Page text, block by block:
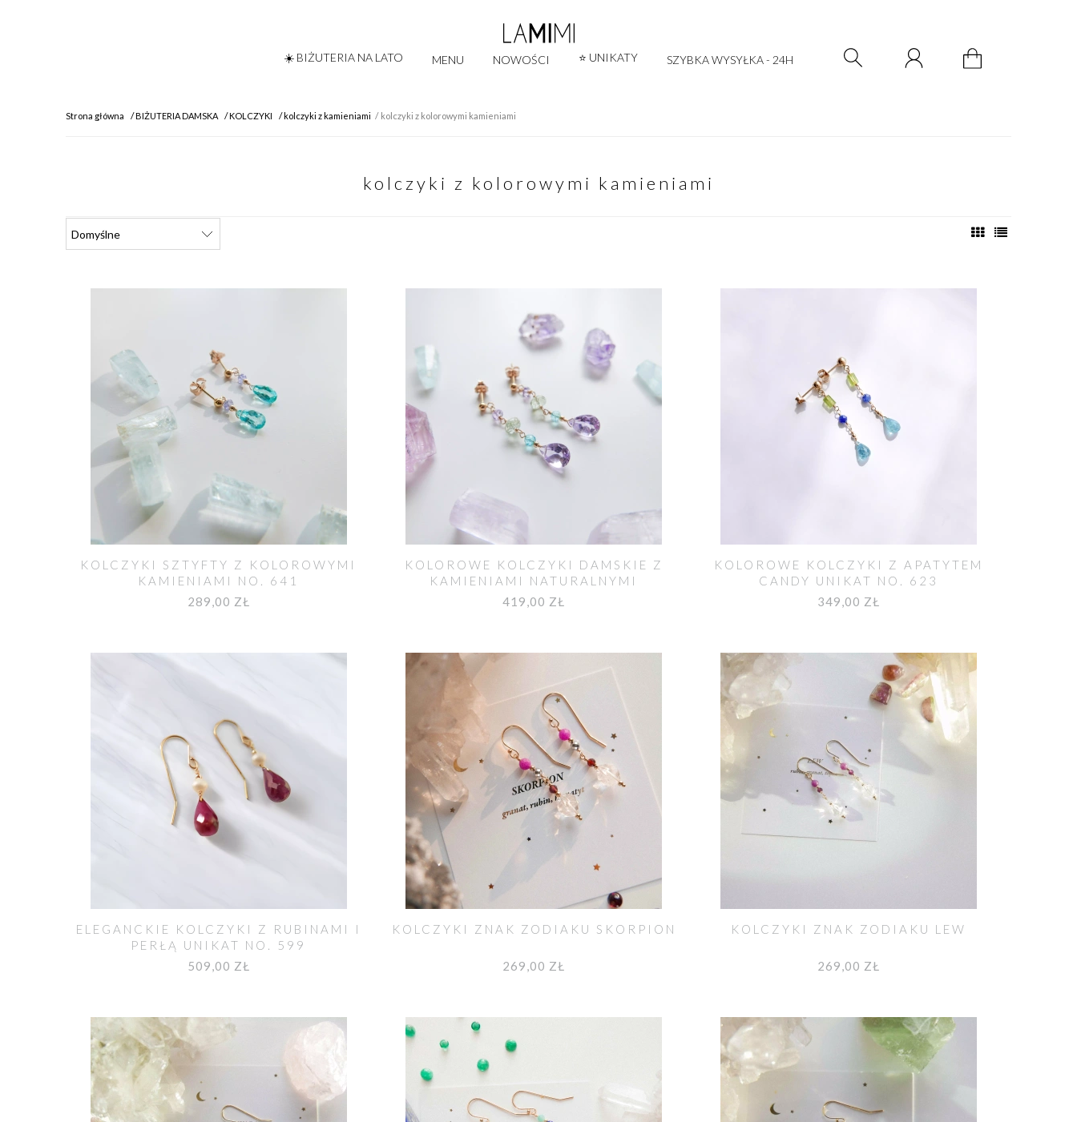
☀️ BIŻUTERIA NA LATO MENU NOWOŚCI ⭐ UNIKATY SZYBKA WYSYŁKA - 24H
Strona główna BIŻUTERIA DAMSKA KOLCZYKI kolczyki z kamieniami kolczyki z kolorowymi kamieniami
kolczyki z kolorowymi kamieniami
KOLCZYKI SZTYFTY Z KOLOROWYMI
KAMIENIAMI NO. 641
289,00 ZŁ
KOLOROWE KOLCZYKI DAMSKIE Z
KAMIENIAMI NATURALNYMI
419,00 ZŁ
KOLOROWE KOLCZYKI Z APATYTEM
CANDY UNIKAT NO. 623
349,00 ZŁ
ELEGANCKIE KOLCZYKI Z RUBINAMI I
PERŁĄ UNIKAT NO. 599
509,00 ZŁ
KOLCZYKI ZNAK ZODIAKU SKORPION
269,00 ZŁ
KOLCZYKI ZNAK ZODIAKU LEW
269,00 ZŁ